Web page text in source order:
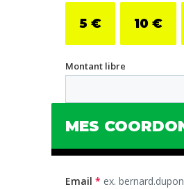
5 € 10 €
Montant libre
MES
Email * ex.